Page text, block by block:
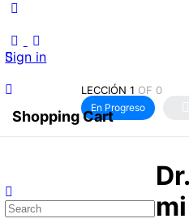
Sign in
Shopping Cart
LECCIÓN 1 OF 0
En Progreso